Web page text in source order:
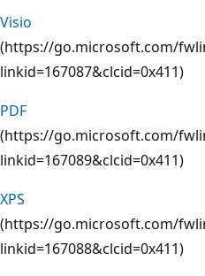
Visio
(https://go.microsoft.com/
linkid=167087&clcid=0x411)
PDF
(https://go.microsoft.com/
linkid=167089&clcid=0x411)
XPS
(https://go.microsoft.com/
linkid=167088&clcid=0x411)